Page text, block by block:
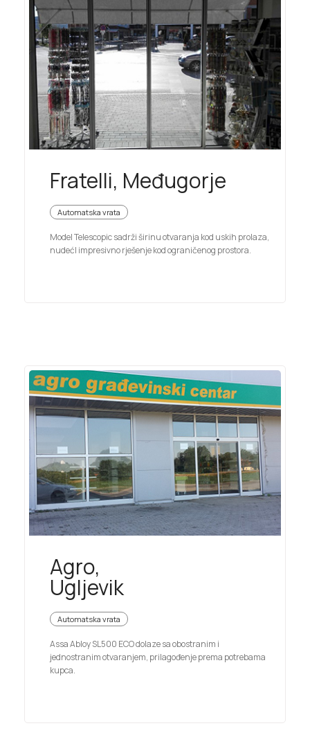
Fratelli, Međugorje
Automatska vrata
Model Telescopic sadrži širinu otvaranja kod uskih prolaza,
nudećI impresivno rješenje kod ograničenog prostora.
Agro,
Ugljevik
Automatska vrata
Assa Abloy SL500 ECO dolaze sa obostranim i
jednostranim otvaranjem, prilagođenje prema potrebama
kupca.